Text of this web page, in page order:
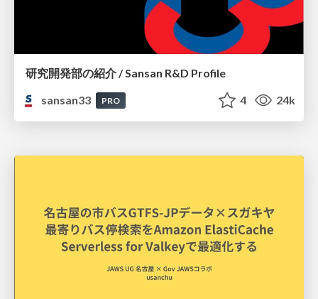
研究開発部の紹介 / Sansan R&D Profile
sansan33
PRO 4 24k